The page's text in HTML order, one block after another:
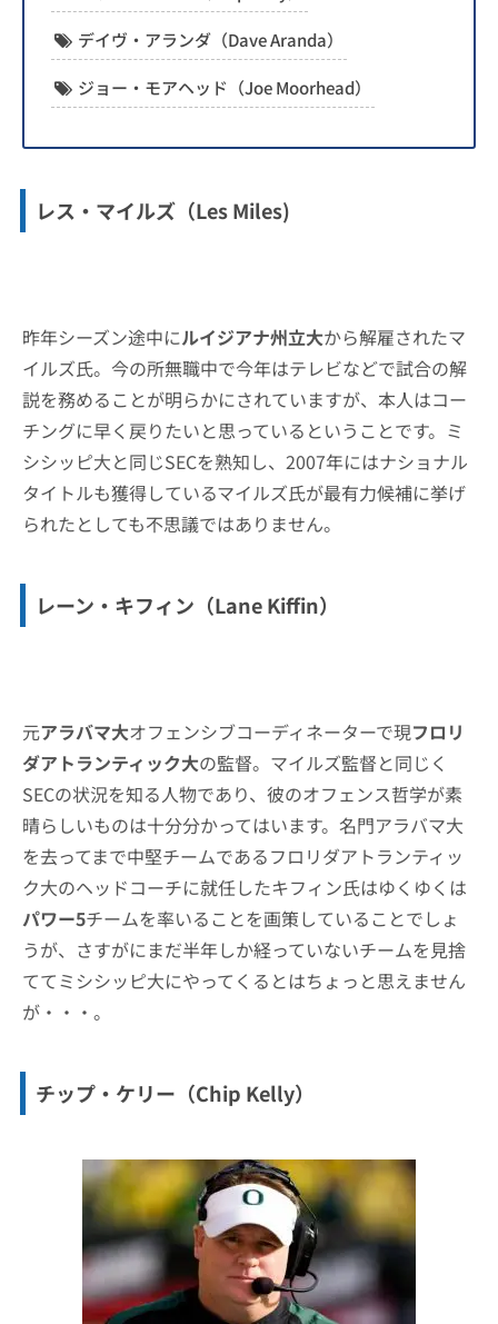
デイヴ・アランダ（Dave Aranda）
ジョー・モアヘッド（Joe Moorhead）
レス・マイルズ（Les Miles)
昨年シーズン途中にルイジアナ州立大から解雇されたマ
イルズ氏。今の所無職中で今年はテレビなどで試合の解
説を務めることが明らかにされていますが、本人はコー
チングに早く戻りたいと思っているということです。ミ
シシッピ大と同じSECを熟知し、2007年にはナショナル
タイトルも獲得しているマイルズ氏が最有力候補に挙げ
られたとしても不思議ではありません。
レーン・キフィン（Lane Kiffin）
元アラバマ大オフェンシブコーディネーターで現フロリ
ダアトランティック大の監督。マイルズ監督と同じく
SECの状況を知る人物であり、彼のオフェンス哲学が素
晴らしいものは十分分かってはいます。名門アラバマ大
を去ってまで中堅チームであるフロリダアトランティッ
ク大のヘッドコーチに就任したキフィン氏はゆくゆくは
パワー5チームを率いることを画策していることでしょ
うが、さすがにまだ半年しか経っていないチームを見捨
ててミシシッピ大にやってくるとはちょっと思えません
が・・・。
チップ・ケリー（Chip Kelly）